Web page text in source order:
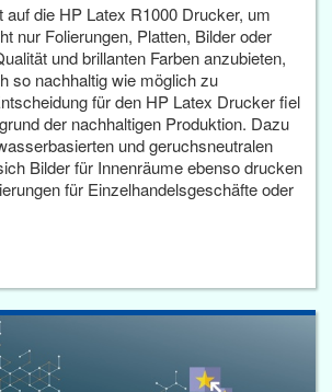
die HP Latex R1000 Drucker, um
nur Folierungen, Platten, Bilder oder
und brillanten Farben anzubieten,
so nachhaltig wie möglich zu
für den HP Latex Drucker fiel
der nachhaltigen Produktion. Dazu
und geruchsneutralen
Bilder für Innenräume ebenso drucken
für Einzelhandelsgeschäfte oder